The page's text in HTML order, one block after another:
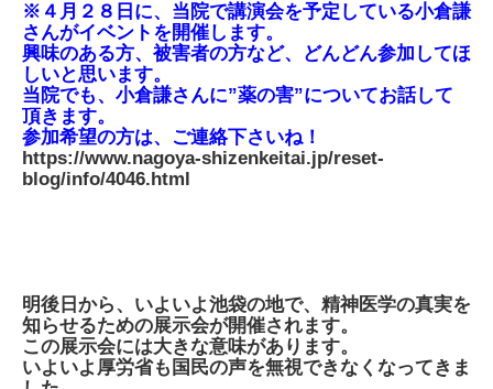
※４月２８日に、当院で講演会を予定している小倉謙
さんがイベントを開催します。
興味のある方、被害者の方など、どんどん参加してほ
しいと思います。
当院でも、小倉謙さんに”薬の害”についてお話して
頂きます。
参加希望の方は、ご連絡下さいね！
https://www.nagoya-shizenkeitai.jp/reset-
blog/info/4046.html
明後日から、いよいよ池袋の地で、精神医学の真実を
知らせるための展示会が開催されます。
この展示会には大きな意味があります。
いよいよ厚労省も国民の声を無視できなくなってきま